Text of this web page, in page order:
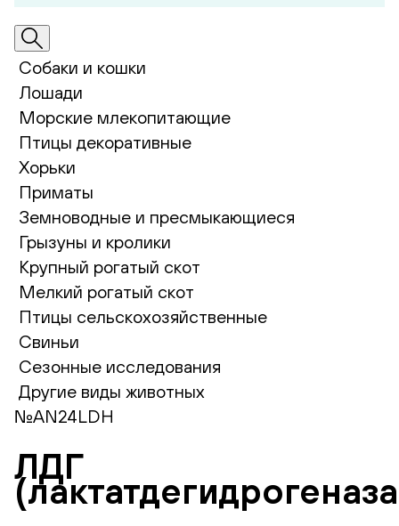
Собаки и кошки
Лошади
Морские млекопитающие
Птицы декоративные
Хорьки
Приматы
Земноводные и пресмыкающиеся
Грызуны и кролики
Крупный рогатый скот
Мелкий рогатый скот
Птицы сельскохозяйственные
Свиньи
Сезонные исследования
Другие виды животных
№AN24LDH
ЛДГ